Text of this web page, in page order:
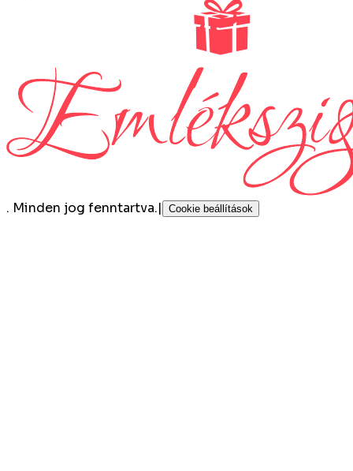
. Minden jog fenntartva.| Cookie beállítások